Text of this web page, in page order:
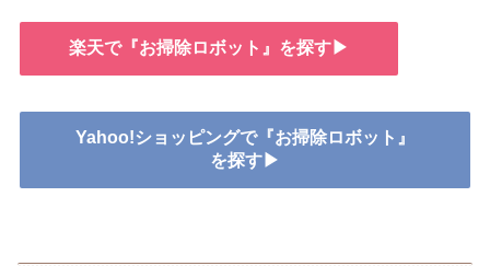
楽天で『お掃除ロボット』を探す▶
Yahoo!ショッピングで『お掃除ロボット』
を探す▶